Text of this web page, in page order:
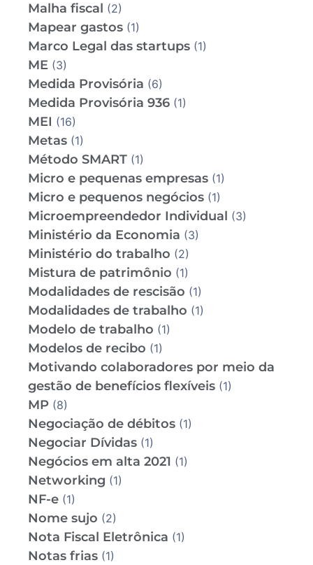
Malha fiscal (2)
Mapear gastos (1)
Marco Legal das startups (1)
ME (3)
Medida Provisória (6)
Medida Provisória 936 (1)
MEI (16)
Metas (1)
Método SMART (1)
Micro e pequenas empresas (1)
Micro e pequenos negócios (1)
Microempreendedor Individual (3)
Ministério da Economia (3)
Ministério do trabalho (2)
Mistura de patrimônio (1)
Modalidades de rescisão (1)
Modalidades de trabalho (1)
Modelo de trabalho (1)
Modelos de recibo (1)
Motivando colaboradores por meio da
gestão de benefícios flexíveis (1)
MP (8)
Negociação de débitos (1)
Negociar Dívidas (1)
Negócios em alta 2021 (1)
Networking (1)
NF-e (1)
Nome sujo (2)
Nota Fiscal Eletrônica (1)
Notas frias (1)